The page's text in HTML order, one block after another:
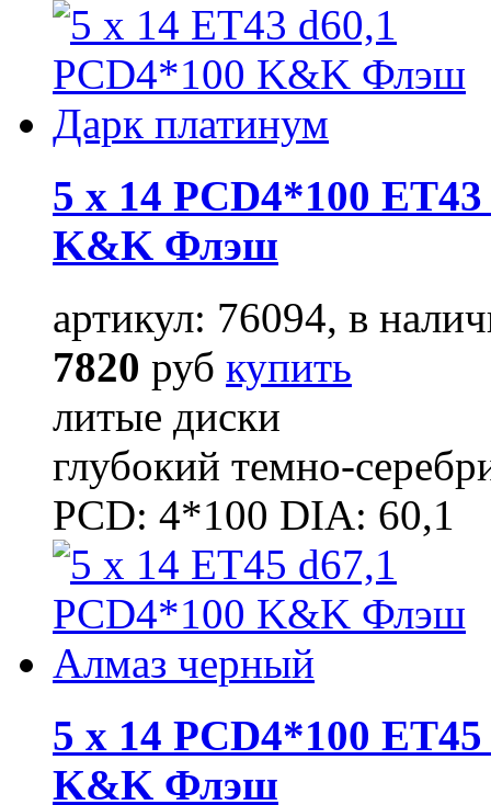
5 x 14 PCD4*100
K&K Флэш
артикул: 76094, в
7820 руб купить
литые диски
глубокий темно-
PCD: 4*100 DIA: 60,1
5 x 14 PCD4*100
K&K Флэш